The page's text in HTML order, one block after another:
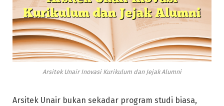
Arsitek Unair Inovasi Kurikulum dan Jejak Alumni
Arsitek Unair bukan sekadar program studi biasa,